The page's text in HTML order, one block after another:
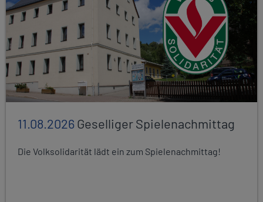
11.08.2026Geselliger Spielenachmittag
Die Volksolidarität lädt ein zum Spielenachmittag!